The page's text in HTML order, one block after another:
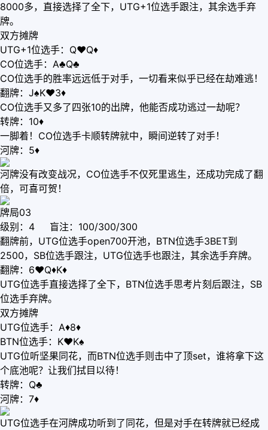
8000多，直接选择了全下，UTG+1位选手跟注，其余选手弃
牌。
双方摊牌
UTG+1位选手：Q♥Q♦
CO位选手：A♣Q♣
CO位选手的胜率远远低于对手，一切看来似乎已经在劫难逃！
翻牌：J♠K♥3♦
CO位选手又多了四张10的出牌，他能否成功逃过一劫呢？
转牌：10♦
一脚着！CO位选手卡顺转牌就中，瞬间逆转了对手！
河牌：5♦
河牌没有改变战况，CO位选手不仅死里逃生，还成功完成了翻
倍，可喜可贺！
牌局03
级别：4 盲注：100/300/300
翻牌前，UTG位选手open700开池，BTN位选手3BET到
2500，SB位选手跟注，UTG位选手也跟注，其余选手弃牌。
翻牌：6♥Q♦K♦
UTG位选手直接选择了全下，BTN位选手思考片刻后跟注，SB
位选手弃牌。
双方摊牌
UTG位选手：A♦8♦
BTN位选手：K♥K♠
UTG位听坚果同花，而BTN位选手则击中了顶set，谁将拿下这
个底池呢？让我们拭目以待！
转牌：Q♣
河牌：7♦
UTG位选手在河牌成功听到了同花，但是对手在转牌就已经成